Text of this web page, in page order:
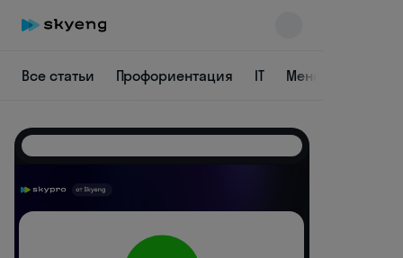
Все статьи Профориентация IT Менеджмент